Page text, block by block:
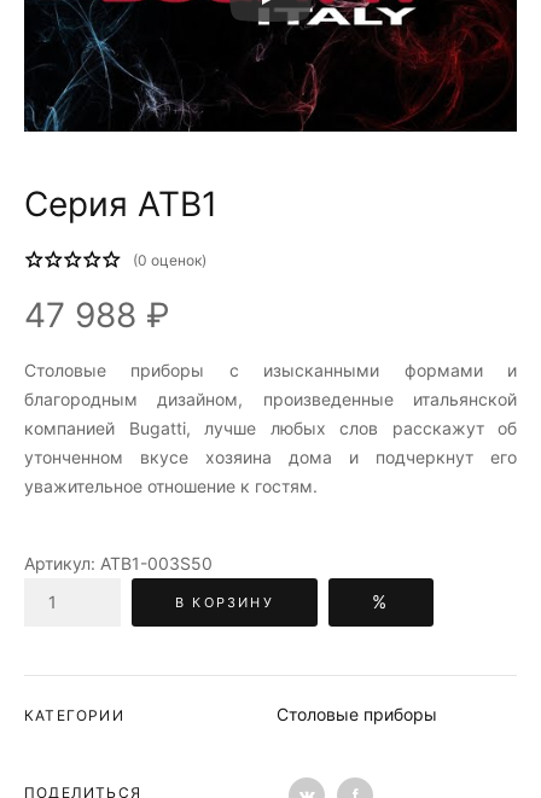
Серия ATB1
(0 оценок)
47 988 ₽
Столовые приборы c изысканными формами и
благородным дизайном, произведенные итальянской
компанией Bugatti, лучше любых слов расскажут об
утонченном вкусе хозяина дома и подчеркнут его
уважительное отношение к гостям.
Артикул: ATB1-003S50
В КОРЗИНУ %
КАТЕГОРИИ Столовые приборы
ПОДЕЛИТЬСЯ